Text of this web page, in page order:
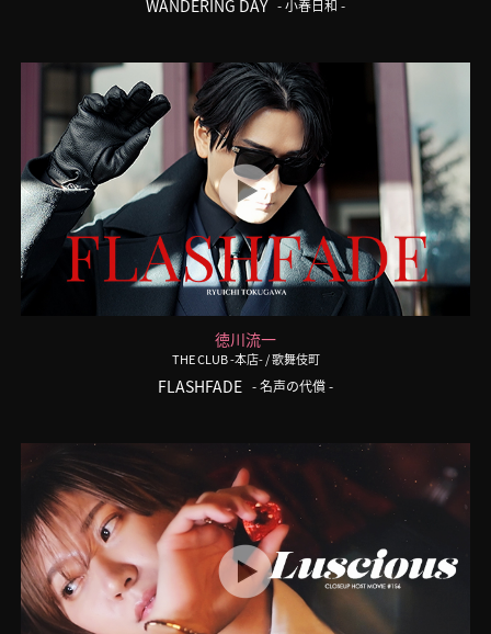
WANDERING DAY - 小春日和 -
徳川流一
THE CLUB -本店-/ 歌舞伎町
FLASHFADE - 名声の代償 -